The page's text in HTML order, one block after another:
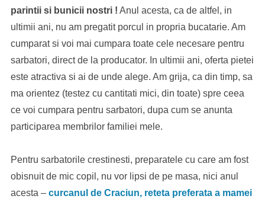
parintii si bunicii nostri ! Anul acesta, ca de altfel, in
ultimii ani, nu am pregatit porcul in propria bucatarie. Am
cumparat si voi mai cumpara toate cele necesare pentru
sarbatori, direct de la producator. In ultimii ani, oferta pietei
este atractiva si ai de unde alege. Am grija, ca din timp, sa
ma orientez (testez cu cantitati mici, din toate) spre ceea
ce voi cumpara pentru sarbatori, dupa cum se anunta
participarea membrilor familiei mele.
Pentru sarbatorile crestinesti, preparatele cu care am fost
obisnuit de mic copil, nu vor lipsi de pe masa, nici anul
acesta – curcanul de Craciun, reteta preferata a mamei